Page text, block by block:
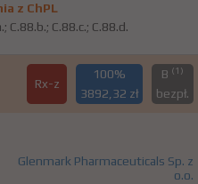
z ChPL
C.88.c.; C.88.d.
Rx-z
100%
3892,32 zł
B (1)
bezpł.
Glenmark Pharmaceuticals Sp. z
o.o.